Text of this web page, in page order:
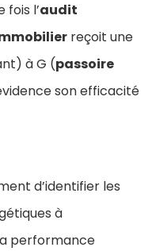
fois l’audit
reçoit une
à G (passoire
son efficacité
d’identifier les
à
performance